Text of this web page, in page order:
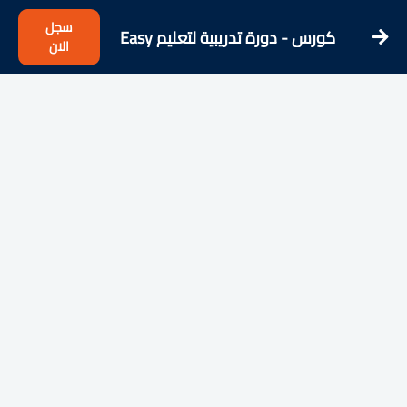
كورس - دورة تدريبية لتعليم Easy
Dutch - Learn Dutch from the
Streets!
سجل
الان